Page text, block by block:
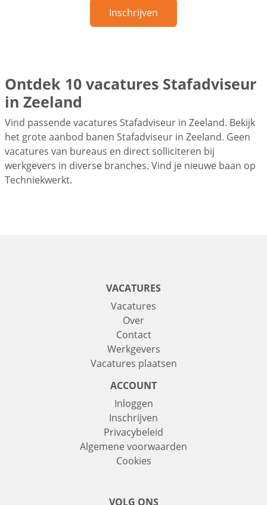
Inschrijven
Ontdek 10 vacatures Stafadviseur
in Zeeland
Vind passende vacatures Stafadviseur in Zeeland. Bekijk
het grote aanbod banen Stafadviseur in Zeeland. Geen
vacatures van bureaus en direct solliciteren bij
werkgevers in diverse branches. Vind je nieuwe baan op
Techniekwerkt.
VACATURES
Vacatures
Over
Contact
Werkgevers
Vacatures plaatsen
ACCOUNT
Inloggen
Inschrijven
Privacybeleid
Algemene voorwaarden
Cookies
VOLG ONS